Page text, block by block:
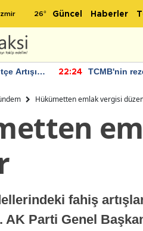
26° Güncel Haberler
Artışı
22:24
TCMB'nin
Hükümetten emlak vergisi
fahiş
Parti Genel